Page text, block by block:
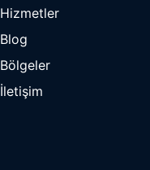
Hizmetler
Blog
Bölgeler
İletişim